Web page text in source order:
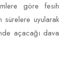
göre fesih
uyularak
açacağı dava